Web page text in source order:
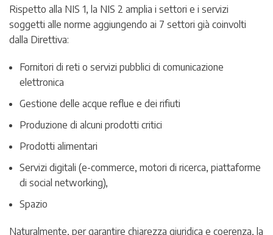
Rispetto alla NIS 1, la NIS 2 amplia i settori e i servizi
soggetti alle norme aggiungendo ai 7 settori già coinvolti
dalla Direttiva:
Fornitori di reti o servizi pubblici di comunicazione
elettronica
Gestione delle acque reflue e dei rifiuti
Produzione di alcuni prodotti critici
Prodotti alimentari
Servizi digitali (e-commerce, motori di ricerca, piattaforme
di social networking),
Spazio
Naturalmente, per garantire chiarezza giuridica e coerenza, la